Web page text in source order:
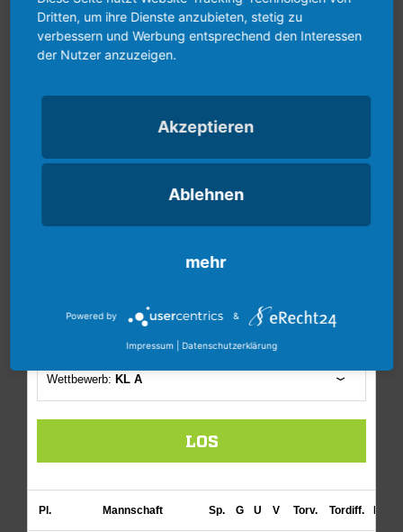
Dritten, um ihre Dienste anzubieten, stetig zu
verbessern und Werbung entsprechend den Interessen
der Nutzer anzuzeigen.
Akzeptieren
Ablehnen
mehr
Powered by &
Impressum Datenschutzerklärung